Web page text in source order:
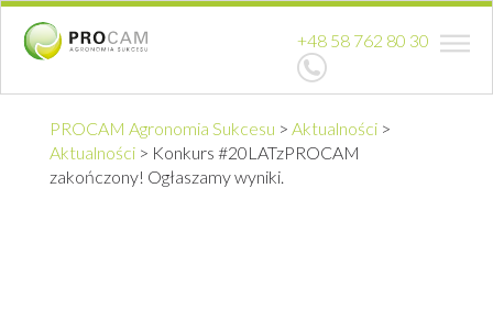
+48 58 762 80 30
PROCAM Agronomia Sukcesu > Aktualności >
Aktualności > Konkurs #20LATzPROCAM
zakończony! Ogłaszamy wyniki.